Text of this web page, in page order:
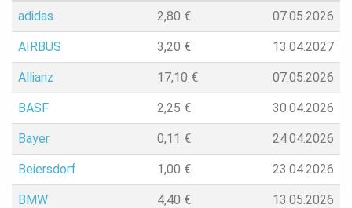
adidas 2,80 € 07.05.2026
AIRBUS 3,20 € 13.04.2027
Allianz 17,10 € 07.05.2026
BASF 2,25 € 30.04.2026
Bayer 0,11 € 24.04.2026
Beiersdorf 1,00 € 23.04.2026
BMW 4,40 € 13.05.2026